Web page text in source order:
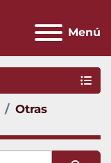
Menú
Otras